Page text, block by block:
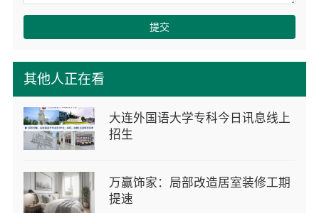
其他人正在看
大连外国语大学专科今日讯息线上
招生
万赢饰家：局部改造居室装修工期
提速
提交